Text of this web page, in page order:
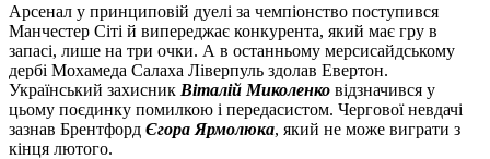
Арсенал у принциповій дуелі за чемпіонство поступився
Манчестер Сіті й випереджає конкурента, який має гру в
запасі, лише на три очки. А в останньому мерсисайдському
дербі Мохамеда Салаха Ліверпуль здолав Евертон.
Український захисник Віталій Миколенко відзначився у
цьому поєдинку помилкою і передасистом. Чергової невдачі
зазнав Брентфорд Єгора Ярмолюка, який не може виграти з
кінця лютого.